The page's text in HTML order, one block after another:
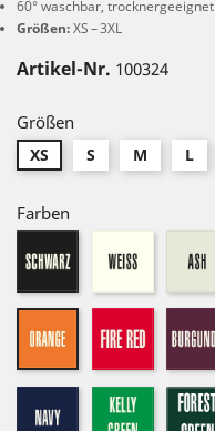
60° waschbar, trocknergeeignet
Größen: XS – 3XL
Artikel-Nr. 100324
Größen
XS S M L
Farben
red
navy
kelly
green